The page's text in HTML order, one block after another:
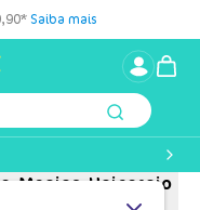
Saiba mais